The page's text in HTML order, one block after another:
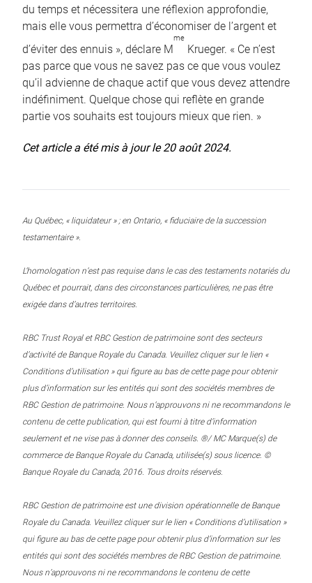
du temps et nécessitera une réflexion approfondie,
mais elle vous permettra d’économiser de l’argent et
d’éviter des ennuis », déclare M
me
Krueger. « Ce n’est
pas parce que vous ne savez pas ce que vous voulez
qu’il advienne de chaque actif que vous devez attendre
indéfiniment. Quelque chose qui reflète en grande
partie vos souhaits est toujours mieux que rien. »
Cet article a été mis à jour le 20 août 2024.
Au Québec, « liquidateur » ; en Ontario, « fiduciaire de la succession
testamentaire ».
L’homologation n’est pas requise dans le cas des testaments notariés du
Québec et pourrait, dans des circonstances particulières, ne pas être
exigée dans d’autres territoires.
RBC Trust Royal et RBC Gestion de patrimoine sont des secteurs
d’activité de Banque Royale du Canada. Veuillez cliquer sur le lien «
Conditions d’utilisation » qui figure au bas de cette page pour obtenir
plus d’information sur les entités qui sont des sociétés membres de
RBC Gestion de patrimoine. Nous n’approuvons ni ne recommandons le
contenu de cette publication, qui est fourni à titre d’information
seulement et ne vise pas à donner des conseils. ®/ MC Marque(s) de
commerce de Banque Royale du Canada, utilisée(s) sous licence. ©
Banque Royale du Canada, 2016. Tous droits réservés.
RBC Gestion de patrimoine est une division opérationnelle de Banque
Royale du Canada. Veuillez cliquer sur le lien « Conditions d’utilisation »
qui figure au bas de cette page pour obtenir plus d’information sur les
entités qui sont des sociétés membres de RBC Gestion de patrimoine.
Nous n’approuvons ni ne recommandons le contenu de cette